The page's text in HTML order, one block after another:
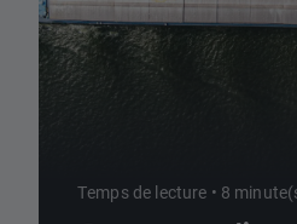
Temps de lecture • 8